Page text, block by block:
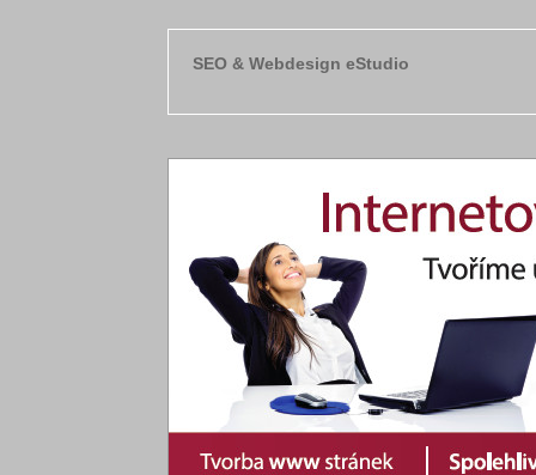
SEO & Webdesign eStudio